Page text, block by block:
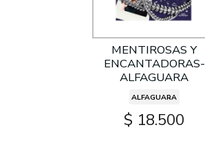
MENTIROSAS Y
ENCANTADORAS-
ALFAGUARA
ALFAGUARA
$ 18.500